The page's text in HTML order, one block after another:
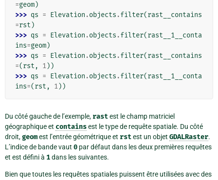
=geom)
>>> qs = Elevation .objects .filter(rast__contains
=rst )
>>> qs = Elevation .objects .filter(rast__1__conta
ins=geom)
>>> qs = Elevation .objects .filter(rast__contains
=(rst , 1))
>>> qs = Elevation .objects .filter(rast__1__conta
ins=(rst , 1))
Du côté gauche de l’exemple, rastest le champ matriciel
géographique et containsest le type de requête spatiale. Du côté
droit,geomest l’entrée géométrique et rstest un objet GDALRaster.
L’indice de bande vaut 0 par défaut dans les deux premières requêtes
et est défini à 1dans les suivantes.
Bien que toutes les requêtes spatiales puissent être utilisées avec des